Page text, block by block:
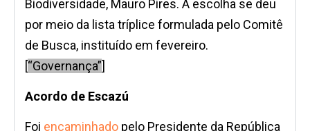
Biodiversidade, Mauro Pires. A escolha se deu
por meio da lista tríplice formulada pelo Comitê
de Busca, instituído em fevereiro.
[“Governança”]
Acordo de Escazú
Foi encaminhado pelo Presidente da República